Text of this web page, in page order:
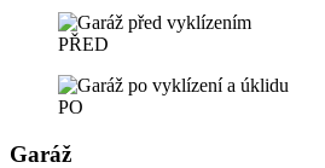
PŘED
PO
Garáž